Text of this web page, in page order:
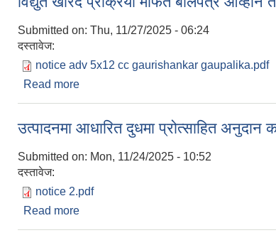
Submitted on: Thu, 11/27/2025 - 06:24
दस्तावेज:
notice adv 5x12 cc gaurishankar gaupalika.pdf
Read more
उत्पादनमा आधारित दुधमा प्रोत्साहित अनुदान
Submitted on: Mon, 11/24/2025 - 10:52
दस्तावेज:
notice 2.pdf
Read more